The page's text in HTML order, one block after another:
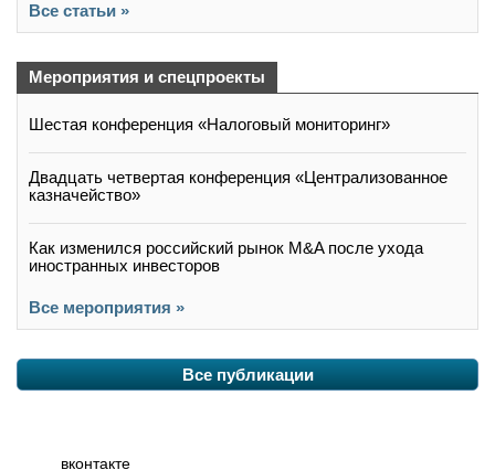
Все статьи »
Мероприятия и спецпроекты
Шестая конференция «Налоговый мониторинг»
Двадцать четвертая конференция «Централизованное
казначейство»
Как изменился российский рынок M&A после ухода
иностранных инвесторов
Все мероприятия »
Все публикации
вконтакте